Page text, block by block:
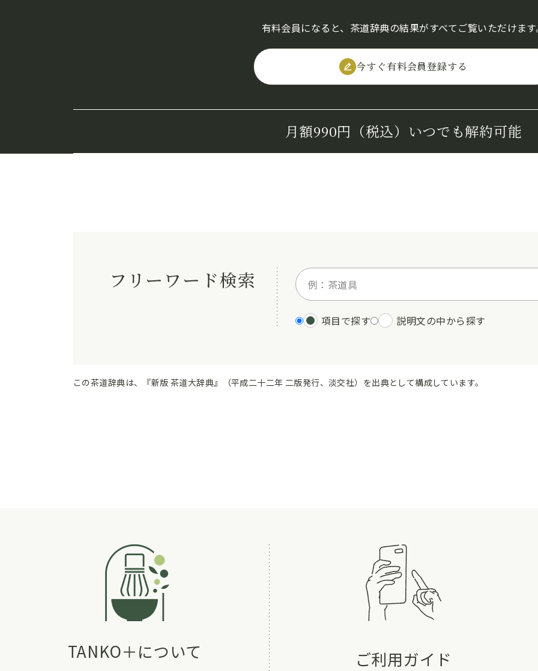
有料会員になると、茶道辞典の結果がすべてご覧いただけま
今すぐ有料会員登録する
月額990円（税込） いつでも解約可能
フリーワード検索
項目で探す 説明文の中から探す
この茶道辞典は、『新版 茶道大辞典』（平成二十二年 二版発行、淡交社）を出典として構成しています。
TANKO＋について ご利用ガイド